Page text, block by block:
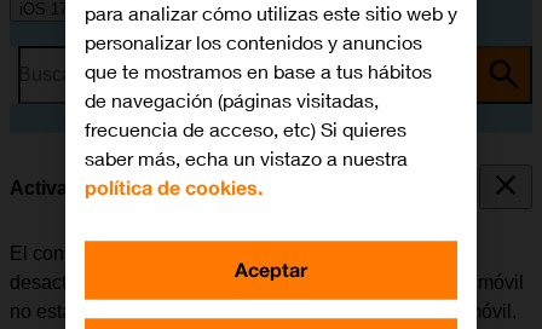
iOS 17
Busca por problema o tema
Activar o desactivar la itinerancia de datos
El consumo de datos en el extranjero se puede limitar,
desactivando la itinerancia de datos. Haciendo esto el móvil
no establece conexión con internet a través de la red móvil.
para analizar cómo utilizas este sitio web y
personalizar los contenidos y anuncios
que te mostramos en base a tus hábitos
de navegación (páginas visitadas,
frecuencia de acceso, etc) Si quieres
saber más, echa un vistazo a nuestra
política de cookies.
Aceptar